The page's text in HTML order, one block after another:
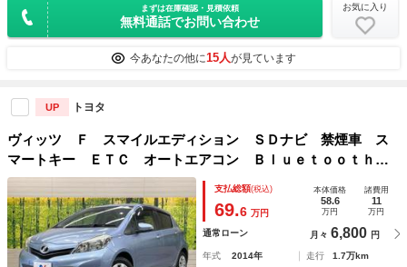
まずは在庫確認・見積依頼
無料通話でお問い合わせ
お気に入り
今あなたの他に15人が見ています
UP トヨタ
ヴィッツ Ｆ スマイルエディション ＳＤナビ 禁煙車 ス
マートキー ＥＴＣ オートエアコン Ｂｌｕｅｔｏｏｔｈ
ＣＤ ＤＶＤ再生 プッシュスタート ドアバイザー
支払総額(税込)
69.6 万円
本体価格
58.6
万円
諸費用
11
万円
通常ローン 月々 6,800 円
年式 2014年 走行
1.7万km